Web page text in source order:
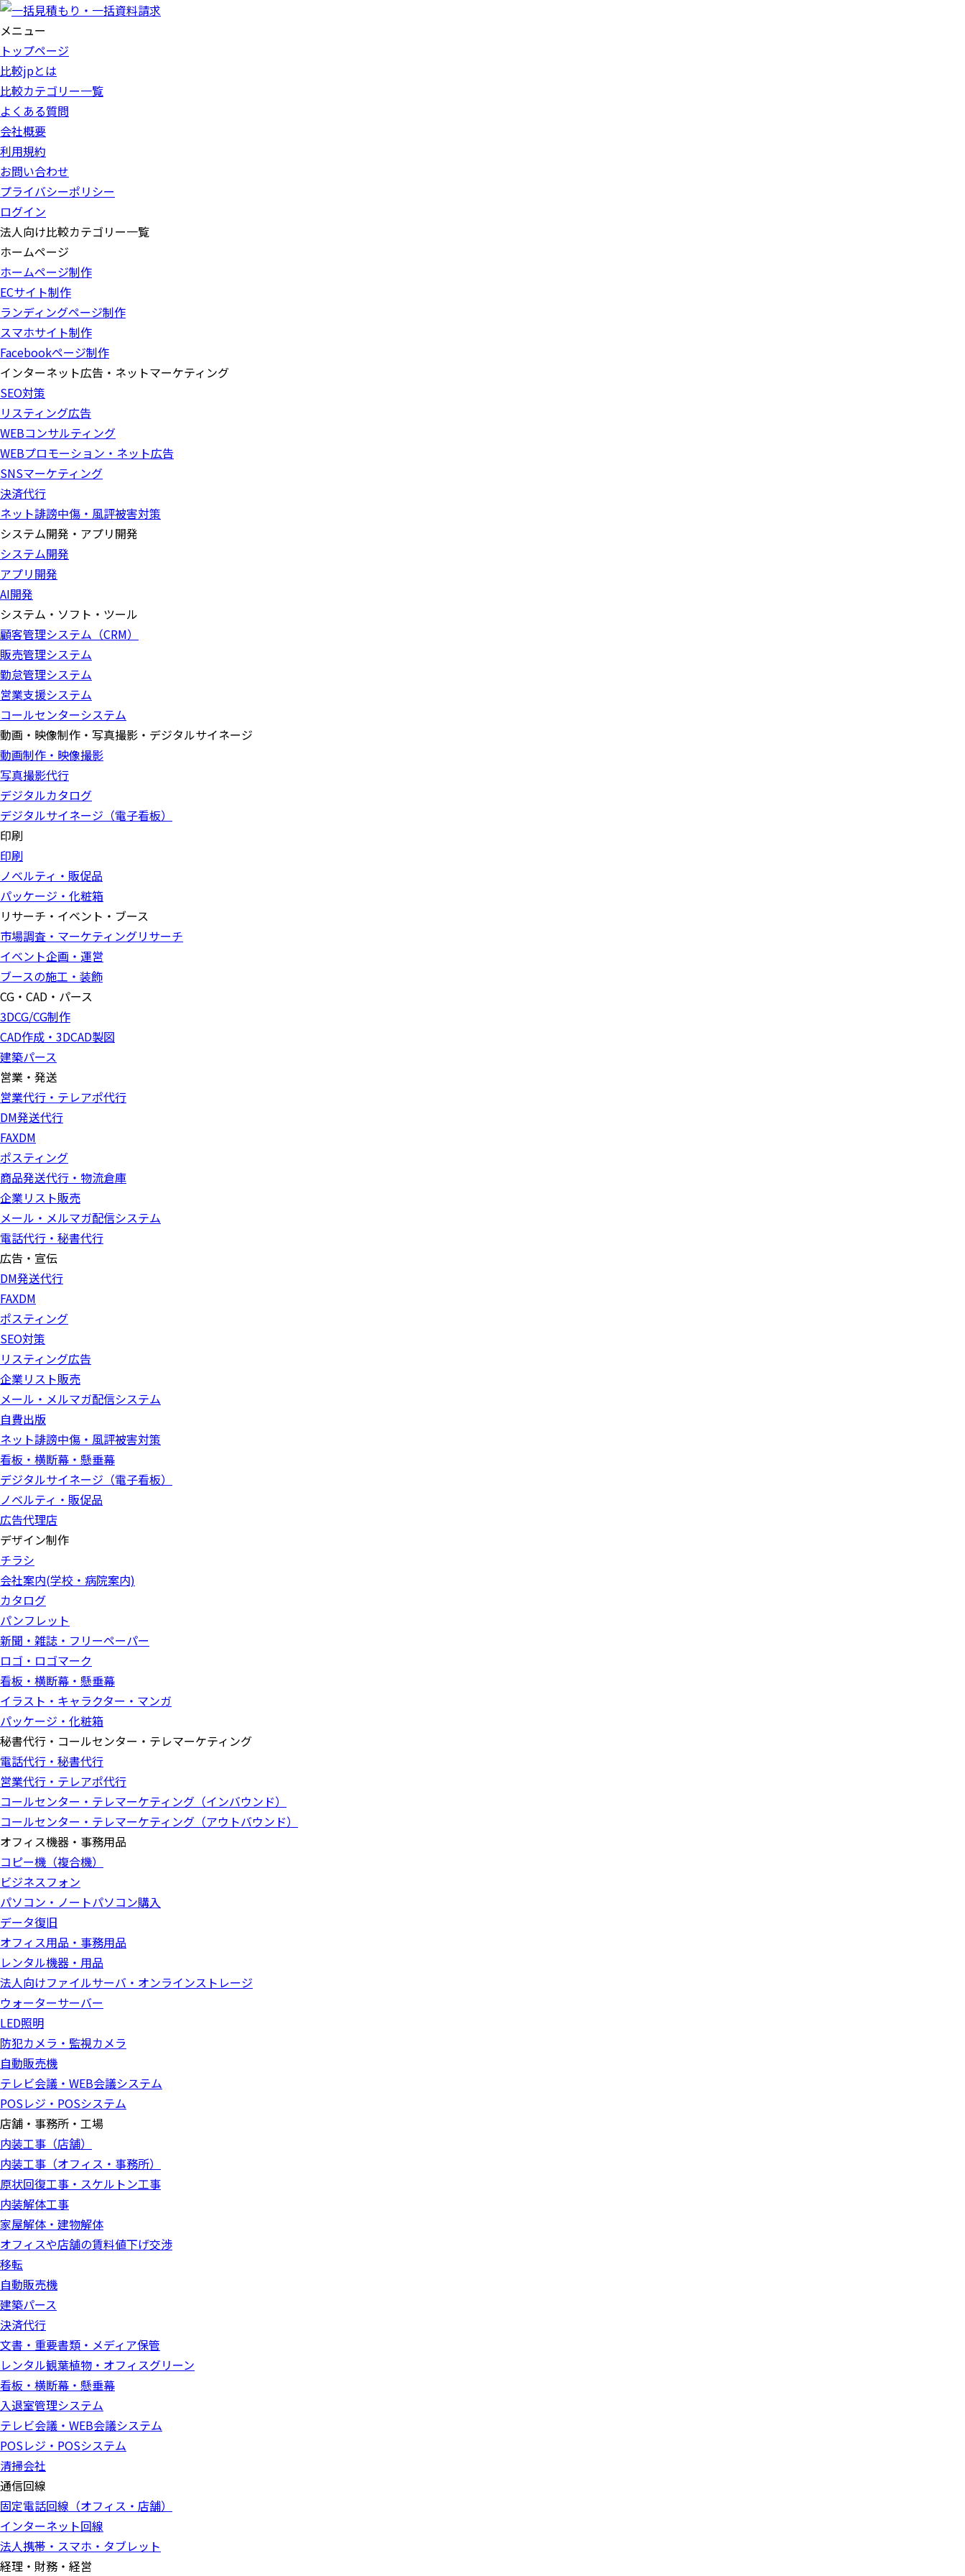
メニュー
トップページ
比較jpとは
比較カテゴリー一覧
よくある質問
会社概要
利用規約
お問い合わせ
プライバシーポリシー
ログイン
法人向け比較カテゴリー一覧
ホームページ
ホームページ制作
ECサイト制作
ランディングページ制作
スマホサイト制作
Facebookページ制作
インターネット広告・ネットマーケティング
SEO対策
リスティング広告
WEBコンサルティング
WEBプロモーション・ネット広告
SNSマーケティング
決済代行
ネット誹謗中傷・風評被害対策
システム開発・アプリ開発
システム開発
アプリ開発
AI開発
システム・ソフト・ツール
顧客管理システム（CRM）
販売管理システム
勤怠管理システム
営業支援システム
コールセンターシステム
動画・映像制作・写真撮影・デジタルサイネージ
動画制作・映像撮影
写真撮影代行
デジタルカタログ
デジタルサイネージ（電子看板）
印刷
印刷
ノベルティ・販促品
パッケージ・化粧箱
リサーチ・イベント・ブース
市場調査・マーケティングリサーチ
イベント企画・運営
ブースの施工・装飾
CG・CAD・パース
3DCG/CG制作
CAD作成・3DCAD製図
建築パース
営業・発送
営業代行・テレアポ代行
DM発送代行
FAXDM
ポスティング
商品発送代行・物流倉庫
企業リスト販売
メール・メルマガ配信システム
電話代行・秘書代行
広告・宣伝
DM発送代行
FAXDM
ポスティング
SEO対策
リスティング広告
企業リスト販売
メール・メルマガ配信システム
自費出版
ネット誹謗中傷・風評被害対策
看板・横断幕・懸垂幕
デジタルサイネージ（電子看板）
ノベルティ・販促品
広告代理店
デザイン制作
チラシ
会社案内(学校・病院案内)
カタログ
パンフレット
新聞・雑誌・フリーペーパー
ロゴ・ロゴマーク
看板・横断幕・懸垂幕
イラスト・キャラクター・マンガ
パッケージ・化粧箱
秘書代行・コールセンター・テレマーケティング
電話代行・秘書代行
営業代行・テレアポ代行
コールセンター・テレマーケティング（インバウンド）
コールセンター・テレマーケティング（アウトバウンド）
オフィス機器・事務用品
コピー機（複合機）
ビジネスフォン
パソコン・ノートパソコン購入
データ復旧
オフィス用品・事務用品
レンタル機器・用品
法人向けファイルサーバ・オンラインストレージ
ウォーターサーバー
LED照明
防犯カメラ・監視カメラ
自動販売機
テレビ会議・WEB会議システム
POSレジ・POSシステム
店舗・事務所・工場
内装工事（店舗）
内装工事（オフィス・事務所）
原状回復工事・スケルトン工事
内装解体工事
家屋解体・建物解体
オフィスや店舗の賃料値下げ交渉
移転
自動販売機
建築パース
決済代行
文書・重要書類・メディア保管
レンタル観葉植物・オフィスグリーン
看板・横断幕・懸垂幕
入退室管理システム
テレビ会議・WEB会議システム
POSレジ・POSシステム
清掃会社
通信回線
固定電話回線（オフィス・店舗）
インターネット回線
法人携帯・スマホ・タブレット
経理・財務・経営